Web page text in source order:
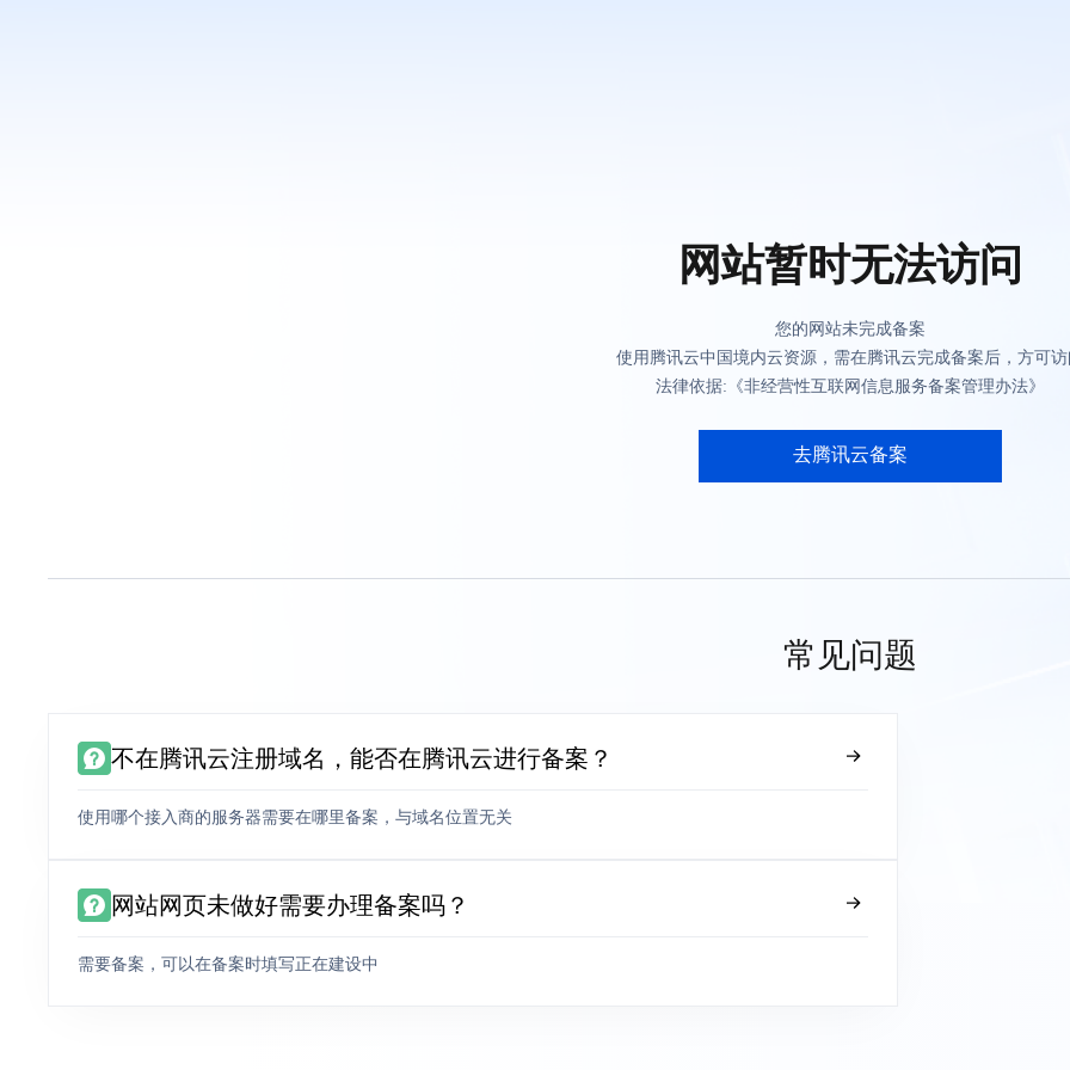
网站暂时无法访问
您的网站未完成备案
使用腾讯云中国境内云资源，需在腾讯云完成备案后，方可
法律依据:《非经营性互联网信息服务备案管理办法》
去腾讯云备案
常见问题
不在腾讯云注册域名，能否在腾讯云进行备案？
使用哪个接入商的服务器需要在哪里备案，与域名位置无关
网站网页未做好需要办理备案吗？
需要备案，可以在备案时填写正在建设中